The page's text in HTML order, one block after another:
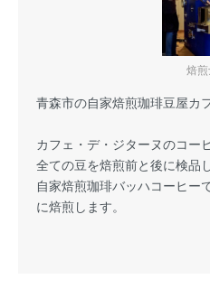
焙
青森市の自家焙煎珈琲豆屋カ
カフェ・デ・ジターヌのコー
全ての豆を焙煎前と後に検品
自家焙煎珈琲バッハコーヒー
に焙煎します。